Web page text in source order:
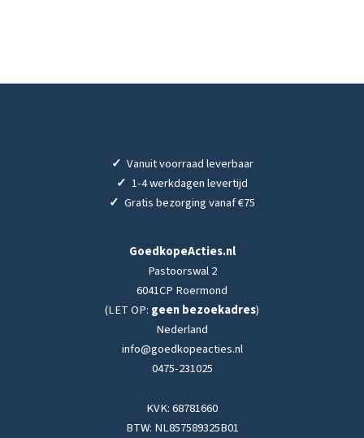
✓ Vanuit voorraad leverbaar
✓ 1-4 werkdagen levertijd
✓ Gratis bezorging vanaf €75
GoedkopeActies.nl
Pastoorswal 2
6041CP Roermond
(LET OP: geen bezoekadres)
Nederland
info@goedkopeacties.nl
0475-231025
KVK: 68781660
BTW: NL857589325B01